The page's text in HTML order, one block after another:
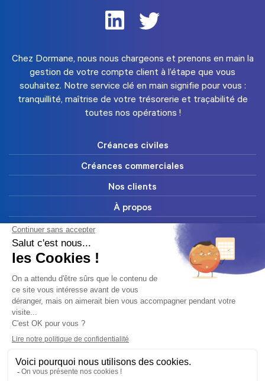
Chez Dormane, nous nous chargeons et prenons en main la
gestion de votre compte client à l’étape que vous
souhaitez. Notre service clé en main signifie pour vous :
tranquillité, maîtrise de votre trésorerie et traçabilité de
toutes nos opérations !
Créances civiles
Créances commerciales
Nos clients
À propos
Contact
Abonnez-vous à notre newsletter
Mentions légales